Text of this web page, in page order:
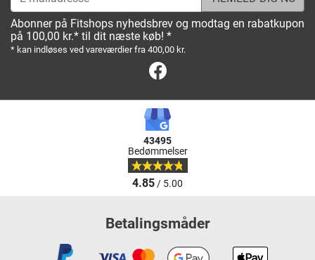
Abonner på Fitshops nyhedsbrev og modtag en rabatkupon
på 100,00 kr.* til dit næste køb! *
* kan indløses ved vareværdier fra 400,00 kr.
43495
Bedømmelser
4.85/ 5.00
Betalingsmåder